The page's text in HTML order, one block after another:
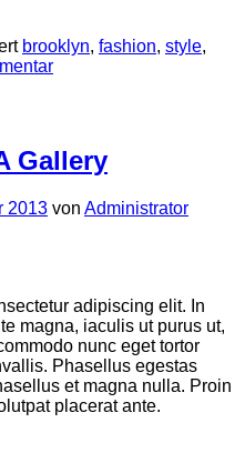
brooklyn, fashion, style,
Gallery
2013 von Administrator
adipiscing elit. In
magna, iaculis ut purus ut,
nunc eget tortor
Phasellus egestas
et magna nulla. Proin
placerat ante.